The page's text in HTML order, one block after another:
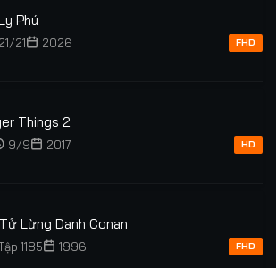
Phú
21/21 2026 FHD
Things 2
9/9 2017 HD
Lừng Danh Conan
1185 1996 FHD